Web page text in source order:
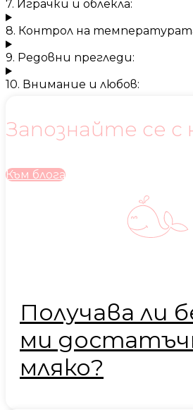
7. Играчки и облекла:
8. Контрол на
9. Редовни прегледи:
10. Внимание и любов:
Запознайте се с
Към блога
Получава ли
ми
мляко?